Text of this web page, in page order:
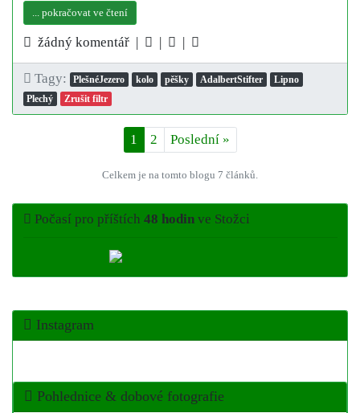
... pokračovat ve čtení
žádný komentář |
Tagy: PlešnéJezero kolo pěšky AdalbertStifter
Lipno
Plechý
Zrušit filtr
1 2 Poslední »
Celkem je na tomto blogu 7 článků.
Počasí pro příštích 48 hodinve Stožci
Instagram
Pohlednice & dobové fotografie